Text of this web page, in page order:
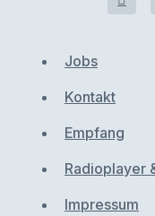
Jobs
Kontakt
Empfang
Radioplayer
Impressum